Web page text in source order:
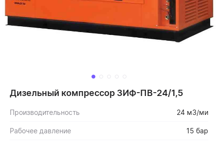
Дизельный компрессор ЗИФ-ПВ-24/1,5
Производительность 24 м3/ми
Рабочее давление 15 бар